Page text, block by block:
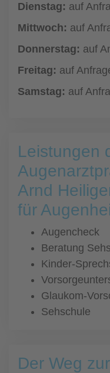
Dienstag: auf
Mittwoch: auf
Donnerstag: auf
Freitag: auf
Samstag: auf
Leistungen
Arnd
für
Augencheck
Beratung
Kinder-
Glaukom-
Sehschule
Der Weg